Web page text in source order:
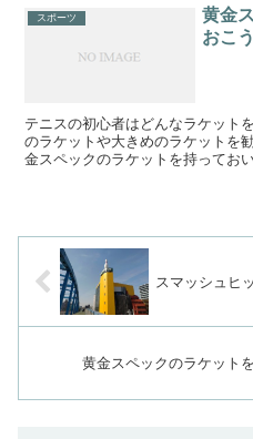
スポーツ
黄金
おこう
テニスの初心者はどんなラケット
のラケットや大きめのラケットを
金スペックのラケットを持ってお
スマッシュヒ
黄金スペックのラケット